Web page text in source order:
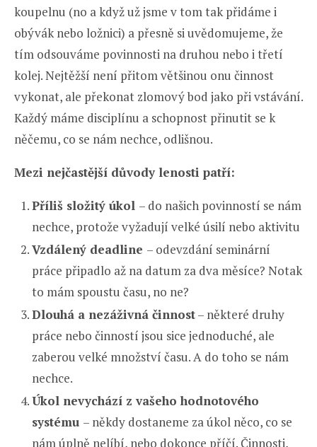
koupelnu (no a když už jsme v tom tak přidáme i
obývák nebo ložnici) a přesně si uvědomujeme, že
tím odsouváme povinnosti na druhou nebo i třetí
kolej. Nejtěžší není přitom většinou onu činnost
vykonat, ale překonat zlomový bod jako při vstávání.
Každý máme disciplínu a schopnost přinutit se k
něčemu, co se nám nechce, odlišnou.
Mezi nejčastější důvody lenosti patří:
Příliš složitý úkol – do našich povinností se nám
nechce, protože vyžadují velké úsilí nebo aktivitu
Vzdálený deadline – odevzdání seminární
práce připadlo až na datum za dva měsíce? Notak
to mám spoustu času, no ne?
Dlouhá a nezáživná činnost– některé druhy
práce nebo činností jsou sice jednoduché, ale
zaberou velké množství času. A do toho se nám
nechce.
Úkol nevychází z vašeho hodnotového
systému – někdy dostaneme za úkol něco, co se
nám úplně nelíbí, nebo dokonce příčí. Činnosti,